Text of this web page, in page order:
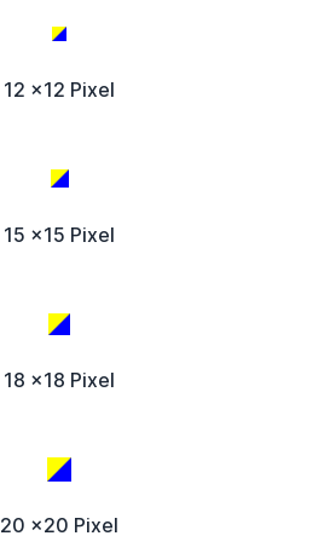
12 x12 Pixel
15 x15 Pixel
18 x18 Pixel
20 x20 Pixel